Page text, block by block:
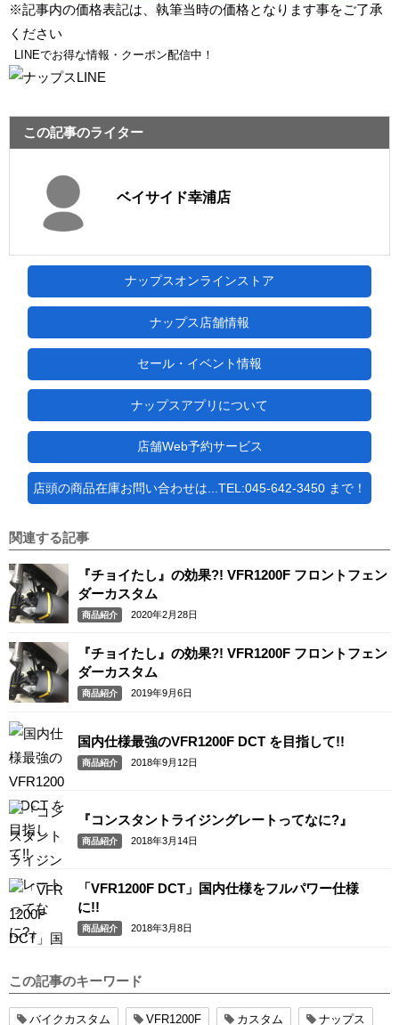
※記事内の価格表記は、執筆当時の価格となります事をご了承
ください
LINEでお得な情報・クーポン配信中！
この記事のライター
ベイサイド幸浦店
ナップスオンラインストア
ナップス店舗情報
セール・イベント情報
ナップスアプリについて
店舗Web予約サービス
店頭の商品在庫お問い合わせは...TEL:045-642-3450 まで！
関連する記事
『チョイたし』の効果?! VFR1200F フロントフェン
ダーカスタム
商品紹介 2020年2月28日
『チョイたし』の効果?! VFR1200F フロントフェン
ダーカスタム
商品紹介 2019年9月6日
国内仕様最強のVFR1200F DCT を目指して!!
商品紹介 2018年9月12日
『コンスタントライジングレートってなに?』
商品紹介 2018年3月14日
「VFR1200F DCT」国内仕様をフルパワー仕様
に!!
商品紹介 2018年3月8日
この記事のキーワード
バイクカスタム VFR1200F カスタム ナップス